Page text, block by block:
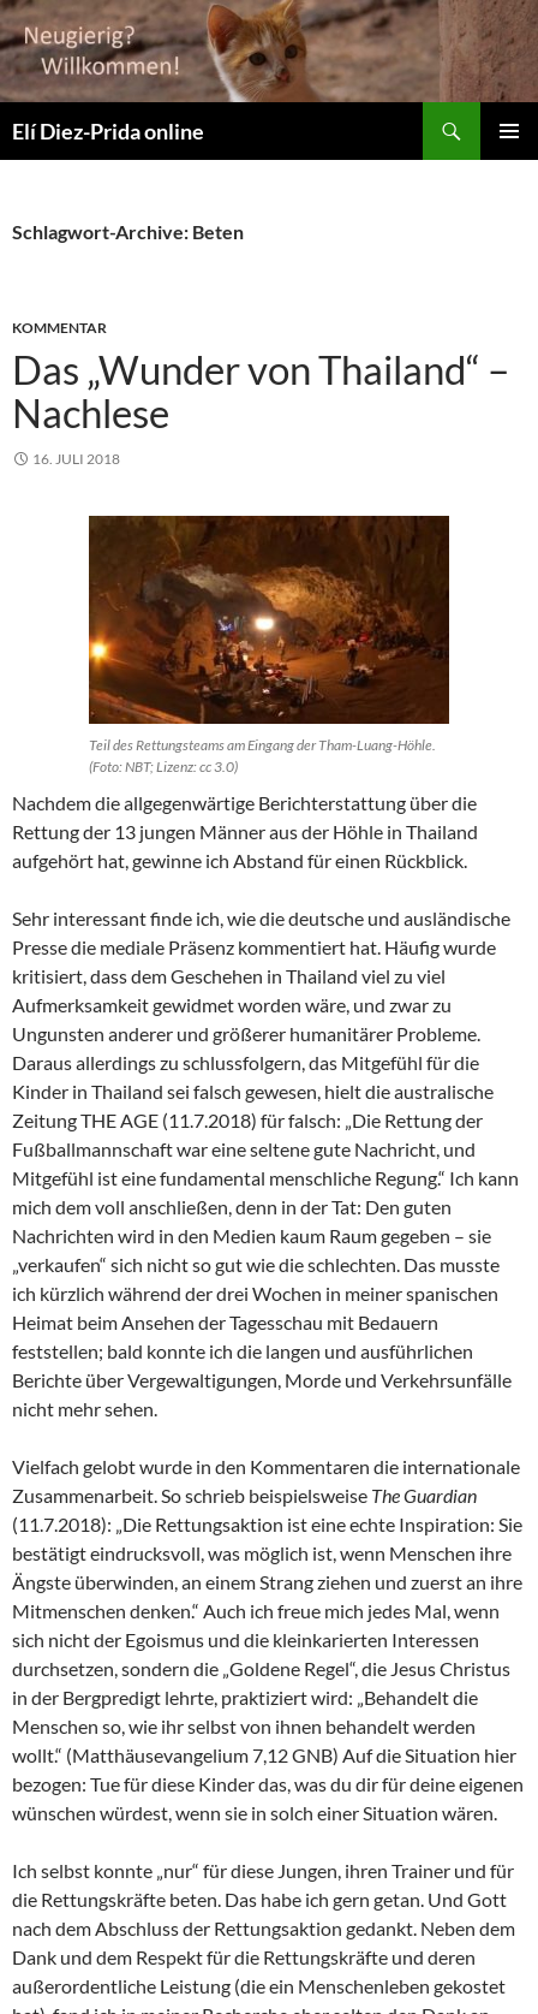
Elí Diez-Prida online
Schlagwort-Archive: Beten
KOMMENTAR
Das „Wunder von Thailand“ –
Nachlese
16. JULI 2018
Teil des Rettungsteams am Eingang der Tham-Luang-Höhle.
(Foto: NBT; Lizenz: cc 3.0)
Nachdem die allgegenwärtige Berichterstattung über die
Rettung der 13 jungen Männer aus der Höhle in Thailand
aufgehört hat, gewinne ich Abstand für einen Rückblick.
Sehr interessant finde ich, wie die deutsche und ausländische
Presse die mediale Präsenz kommentiert hat. Häufig wurde
kritisiert, dass dem Geschehen in Thailand viel zu viel
Aufmerksamkeit gewidmet worden wäre, und zwar zu
Ungunsten anderer und größerer humanitärer Probleme.
Daraus allerdings zu schlussfolgern, das Mitgefühl für die
Kinder in Thailand sei falsch gewesen, hielt die australische
Zeitung THE AGE (11.7.2018) für falsch: „Die Rettung der
Fußballmannschaft war eine seltene gute Nachricht, und
Mitgefühl ist eine fundamental menschliche Regung.“ Ich kann
mich dem voll anschließen, denn in der Tat: Den guten
Nachrichten wird in den Medien kaum Raum gegeben – sie
„verkaufen“ sich nicht so gut wie die schlechten. Das musste
ich kürzlich während der drei Wochen in meiner spanischen
Heimat beim Ansehen der Tagesschau mit Bedauern
feststellen; bald konnte ich die langen und ausführlichen
Berichte über Vergewaltigungen, Morde und Verkehrsunfälle
nicht mehr sehen.
Vielfach gelobt wurde in den Kommentaren die internationale
Zusammenarbeit. So schrieb beispielsweise The Guardian
(11.7.2018): „Die Rettungsaktion ist eine echte Inspiration: Sie
bestätigt eindrucksvoll, was möglich ist, wenn Menschen ihre
Ängste überwinden, an einem Strang ziehen und zuerst an ihre
Mitmenschen denken.“ Auch ich freue mich jedes Mal, wenn
sich nicht der Egoismus und die kleinkarierten Interessen
durchsetzen, sondern die „Goldene Regel“, die Jesus Christus
in der Bergpredigt lehrte, praktiziert wird: „Behandelt die
Menschen so, wie ihr selbst von ihnen behandelt werden
wollt.“ (Matthäusevangelium 7,12 GNB) Auf die Situation hier
bezogen: Tue für diese Kinder das, was du dir für deine eigenen
wünschen würdest, wenn sie in solch einer Situation wären.
Ich selbst konnte „nur“ für diese Jungen, ihren Trainer und für
die Rettungskräfte beten. Das habe ich gern getan. Und Gott
nach dem Abschluss der Rettungsaktion gedankt. Neben dem
Dank und dem Respekt für die Rettungskräfte und deren
außerordentliche Leistung (die ein Menschenleben gekostet